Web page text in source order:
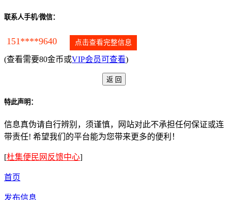
联系人手机/微信：
151****9640 点击查看完整信息
(查看需要80金币或VIP会员可查看)
特此声明：
信息真伪请自行辨别，须谨慎，网站对此不承担任何保证或连
带责任! 希望我们的平台能为您带来更多的便利！
[杜集便民网反馈中心]
首页
发布信息